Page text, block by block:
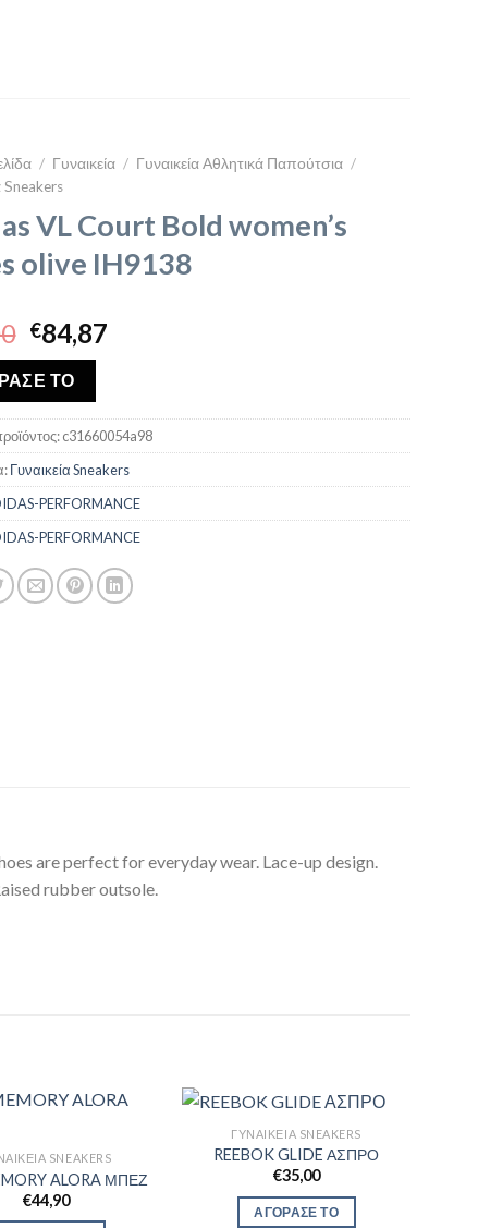
/ Γυναικεία / Γυναικεία Αθλητικά Παπούτσια /
Sneakers
VL Court Bold women’s
olive IH9138
Original
price
was:
€97,00.
€84,87Η
€84,87.
ΤΟ
c31660054a98
Γυναικεία Sneakers
PERFORMANCE
PERFORMANCE
are perfect for everyday wear. Lace-up design.
rubber outsole.
SNEAKERS
ALORA ΜΠΕΖ
€44,90
ΓΥΝΑΙΚΕΊΑ SNEAKERS
REEBOK GLIDE ΑΣΠΡΟ
€35,00
ΑΓΟΡΑΣΕ ΤΟ